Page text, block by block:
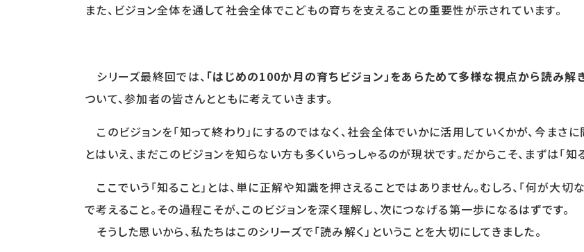
また、ビジョン全体を通して社会全体でこどもの育ちを支えることの重要性が示されています。
シリーズ最終回では、 「はじめの100か月の育ちビジョン」をあらためて多様な視点から読み解
ついて、参加者の皆さんとともに考えていきます。
このビジョンを「知って終わり」にするのではなく、社会全体でいかに活用していくかが、今まさに
とはいえ、まだこのビジョンを知らない方も多くいらっしゃるのが現状です。だからこそ、まずは「
ここでいう「知ること」とは、単に正解や知識を押さえることではありません。むしろ、「何が大
で考えること。その過程こそが、このビジョンを深く理解し、次につなげる第一歩になるはずです。
そうした思いから、私たちはこのシリーズで「読み解く」ということを大切にしてきました。